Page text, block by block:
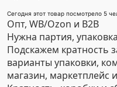
Сегодня этот товар посмотрело 5
Опт, WB/Ozon и B2B
Нужна партия,
Подскажем кратность
варианты упаковки,
магазин, маркетплейс